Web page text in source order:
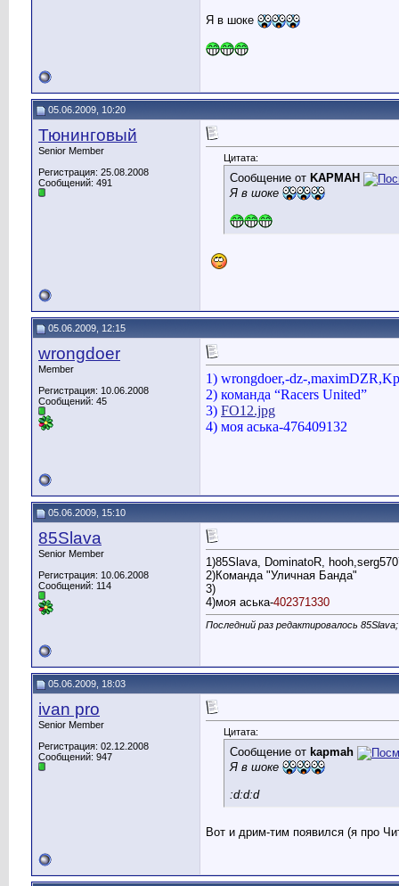
Я в шоке
05.06.2009, 10:20
Тюнинговый
Senior Member
Регистрация: 25.08.2008
Сообщений: 491
Цитата:
Сообщение от KAPMAH
Я в шоке
05.06.2009, 12:15
wrongdoer
Member
Регистрация: 10.06.2008
Сообщений: 45
1) wrongdoer,-dz-
2) команда “Racers United”
3) FO12.jpg
4) моя аська-476409132
05.06.2009, 15:10
85Slava
Senior Member
Регистрация: 10.06.2008
Сообщений: 114
1)85Slava, DominatoR,
2)Команда "Уличная Банда"
3)
4)моя аська-402371330
Последний раз редактировалось
05.06.2009, 18:03
ivan pro
Senior Member
Регистрация: 02.12.2008
Сообщений: 947
Цитата:
Сообщение от kapmah
Я в шоке
:d:d:d
Вот и дрим-тим появился (я про